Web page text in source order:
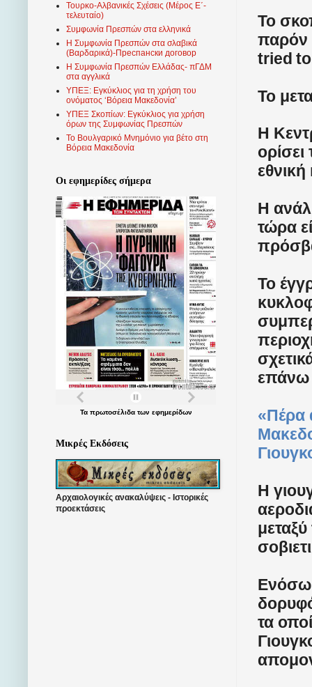
Το
παρόν
tried to
Το
Η
Η
τώρα
Το
επάνω
«Πέρα
Η
Ενόσω
τα
Τουρκο-Αλβανικές Σχέσεις (Μέρος Ε΄-
τελευταίο)
Συμφωνία Πρεσπών στα ελληνικά
Η Συμφωνία Πρεσπών στα σλαβικά
(Βαρδαρικά)-Преспански договор
Η Συμφωνία Πρεσπών Ελλάδας- πΓΔΜ
στα αγγλικά
ΥΠΕΞ: Εγκύκλιος για τη χρήση του
ονόματος ‘Βόρεια Μακεδονία’
ΥΠΕΞ Σκοπίων: Εγκύκλιος για χρήση
όρων της Συμφωνίας Πρεσπών
Το Βουλγαρικό Μνημόνιο για βέτο στη
Βόρεια Μακεδονία
Οι εφημερίδες σήμερα
Τα πρωτοσέλιδατων εφημερίδων
Μικρές Εκδόσεις
Αρχαιολογικές ανακαλύψεις - Ιστορικές
προεκτάσεις